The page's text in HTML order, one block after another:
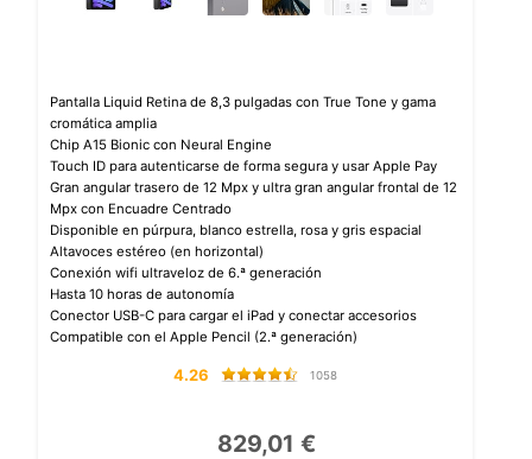
Pantalla Liquid Retina de 8,3 pulgadas con True Tone y gama
cromática amplia
Chip A15 Bionic con Neural Engine
Touch ID para autenticarse de forma segura y usar Apple Pay
Gran angular trasero de 12 Mpx y ultra gran angular frontal de 12
Mpx con Encuadre Centrado
Disponible en púrpura, blanco estrella, rosa y gris espacial
Altavoces estéreo (en horizontal)
Conexión wifi ultraveloz de 6.ª generación
Hasta 10 horas de autonomía
Conector USB-C para cargar el iPad y conectar accesorios
Compatible con el Apple Pencil (2.ª generación)
4.26 1058
829,01 €